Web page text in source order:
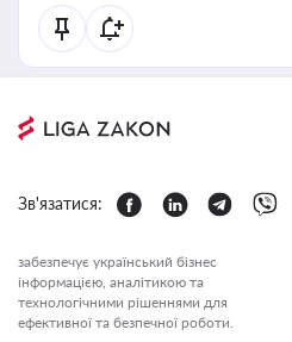
Зв'язатися:
забезпечує український бізнес
інформацією, аналітикою та
технологічними рішеннями для
ефективної та безпечної роботи.